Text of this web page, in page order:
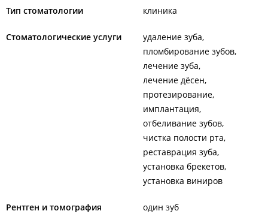
Тип стоматологии клиника
Стоматологические услуги
удаление зуба
пломбирование зубов
лечение зуба
лечение дёсен
протезирование
имплантация
отбеливание зубов
чистка полости рта
реставрация зуба
установка брекетов
установка виниров
Рентген и томография один зуб